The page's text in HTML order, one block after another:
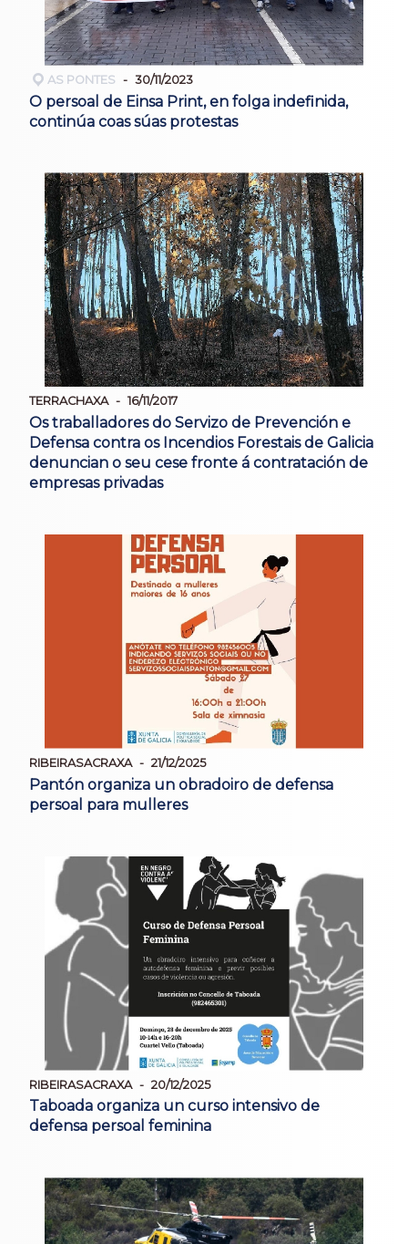
AS PONTES 30/11/2023
O persoal de Einsa Print, en folga indefinida,
continúa coas súas protestas
TERRACHAXA 16/11/2017
Os traballadores do Servizo de Prevención e
Defensa contra os Incendios Forestais de Galicia
denuncian o seu cese fronte á contratación de
empresas privadas
RIBEIRASACRAXA 21/12/2025
Pantón organiza un obradoiro de defensa
persoal para mulleres
RIBEIRASACRAXA 20/12/2025
Taboada organiza un curso intensivo de
defensa persoal feminina